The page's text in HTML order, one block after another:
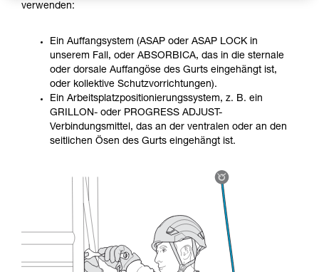
verwenden:
Ein Auffangsystem (ASAP oder ASAP LOCK in
unserem Fall, oder ABSORBICA, das in die sternale
oder dorsale Auffangöse des Gurts eingehängt ist,
oder kollektive Schutzvorrichtungen).
Ein Arbeitsplatzpositionierungssystem, z. B. ein
GRILLON- oder PROGRESS ADJUST-
Verbindungsmittel, das an der ventralen oder an den
seitlichen Ösen des Gurts eingehängt ist.